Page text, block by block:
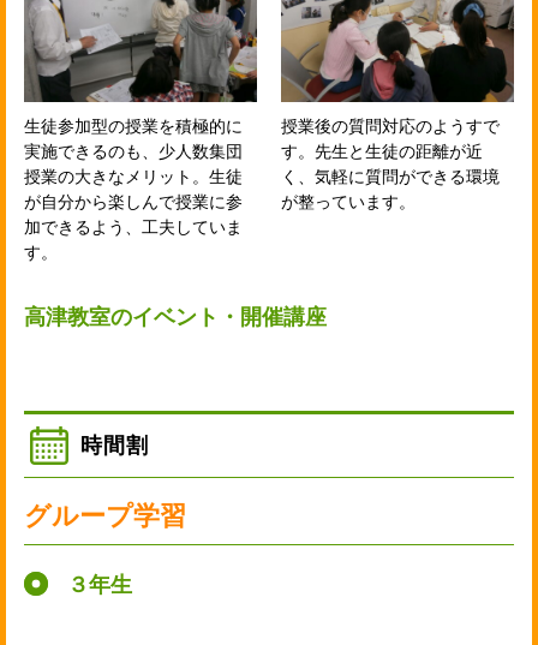
生徒参加型の授業を積極的に
実施できるのも、少人数集団
授業の大きなメリット。生徒
が自分から楽しんで授業に参
加できるよう、工夫していま
す。
授業後の質問対応のようすで
す。先生と生徒の距離が近
く、気軽に質問ができる環境
が整っています。
高津教室のイベント・開催講座
時間割
グループ学習
３年生